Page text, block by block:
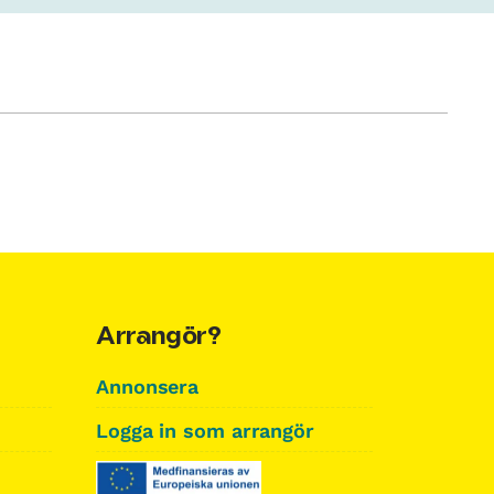
Arrangör?
Annonsera
Logga in som arrangör